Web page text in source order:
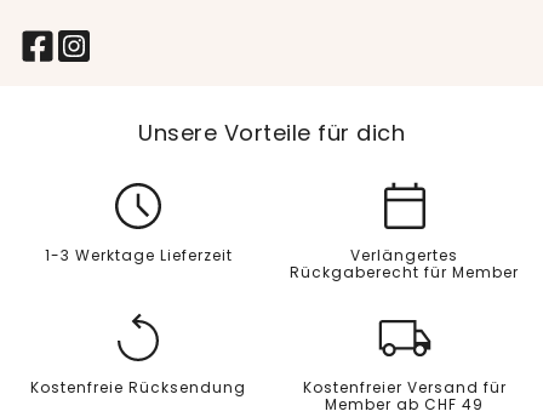
Unsere Vorteile für dich
1-3 Werktage Lieferzeit
Verlängertes
Rückgaberecht für Member
Kostenfreie Rücksendung
Kostenfreier Versand für
Member ab CHF 49